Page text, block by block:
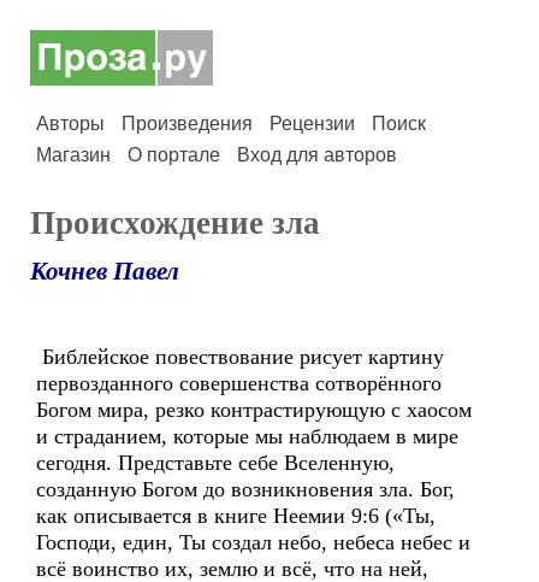
Авторы Произведения Рецензии
Поиск
Магазин
О портале Вход для авторов
Происхождение зла
Кочнев Павел
Библейское повествование рисует картину
первозданного совершенства сотворённого
Богом мира, резко контрастирующую с хаосом
и страданием, которые мы наблюдаем в мире
сегодня. Представьте себе Вселенную,
созданную Богом до возникновения зла. Бог,
как описывается в книге Неемии 9:6 («Ты,
Господи, един, Ты создал небо, небеса небес и
всё воинство их, землю и всё, что на ней,